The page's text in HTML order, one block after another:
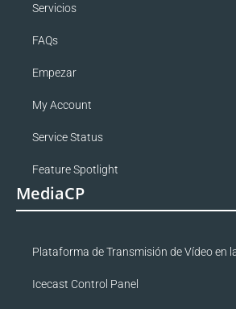
Servicios
FAQs
Empezar
My Account
Service Status
Feature Spotlight
MediaCP
Plataforma de Transmisión de Vídeo en
Icecast Control Panel